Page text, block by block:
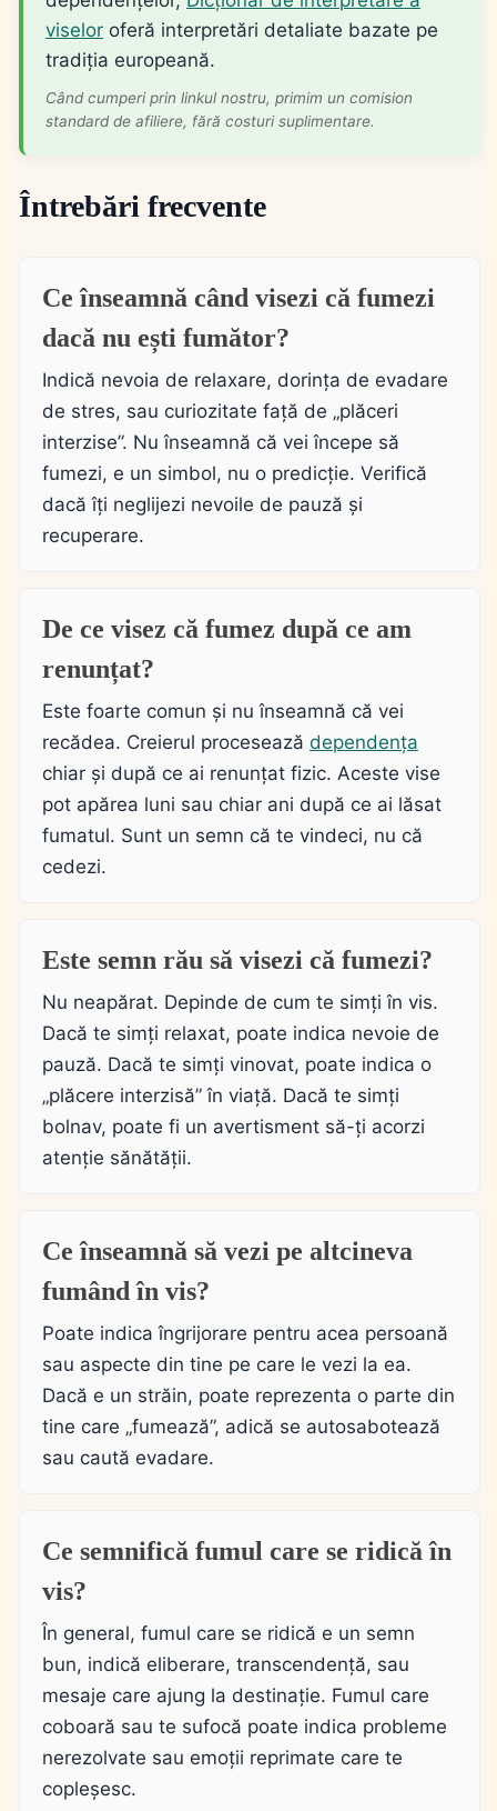
viselor oferă interpretări detaliate bazate pe
tradiția europeană.
Când cumperi prin linkul nostru, primim un comision
standard de afiliere, fără costuri suplimentare.
Întrebări frecvente
Ce înseamnă când visezi că fumezi
dacă nu ești fumător?
Indică nevoia de relaxare, dorința de evadare
de stres, sau curiozitate față de „plăceri
interzise”. Nu înseamnă că vei începe să
fumezi, e un simbol, nu o predicție. Verifică
dacă îți neglijezi nevoile de pauză și
recuperare.
De ce visez că fumez după ce am
renunțat?
Este foarte comun și nu înseamnă că vei
recădea. Creierul procesează dependența
chiar și după ce ai renunțat fizic. Aceste vise
pot apărea luni sau chiar ani după ce ai lăsat
fumatul. Sunt un semn că te vindeci, nu că
cedezi.
Este semn rău să visezi că fumezi?
Nu neapărat. Depinde de cum te simți în vis.
Dacă te simți relaxat, poate indica nevoie de
pauză. Dacă te simți vinovat, poate indica o
„plăcere interzisă” în viață. Dacă te simți
bolnav, poate fi un avertisment să-ți acorzi
atenție sănătății.
Ce înseamnă să vezi pe altcineva
fumând în vis?
Poate indica îngrijorare pentru acea persoană
sau aspecte din tine pe care le vezi la ea.
Dacă e un străin, poate reprezenta o parte din
tine care „fumează”, adică se autosabotează
sau caută evadare.
Ce semnifică fumul care se ridică în
vis?
În general, fumul care se ridică e un semn
bun, indică eliberare, transcendență, sau
mesaje care ajung la destinație. Fumul care
coboară sau te sufocă poate indica probleme
nerezolvate sau emoții reprimate care te
copleșesc.